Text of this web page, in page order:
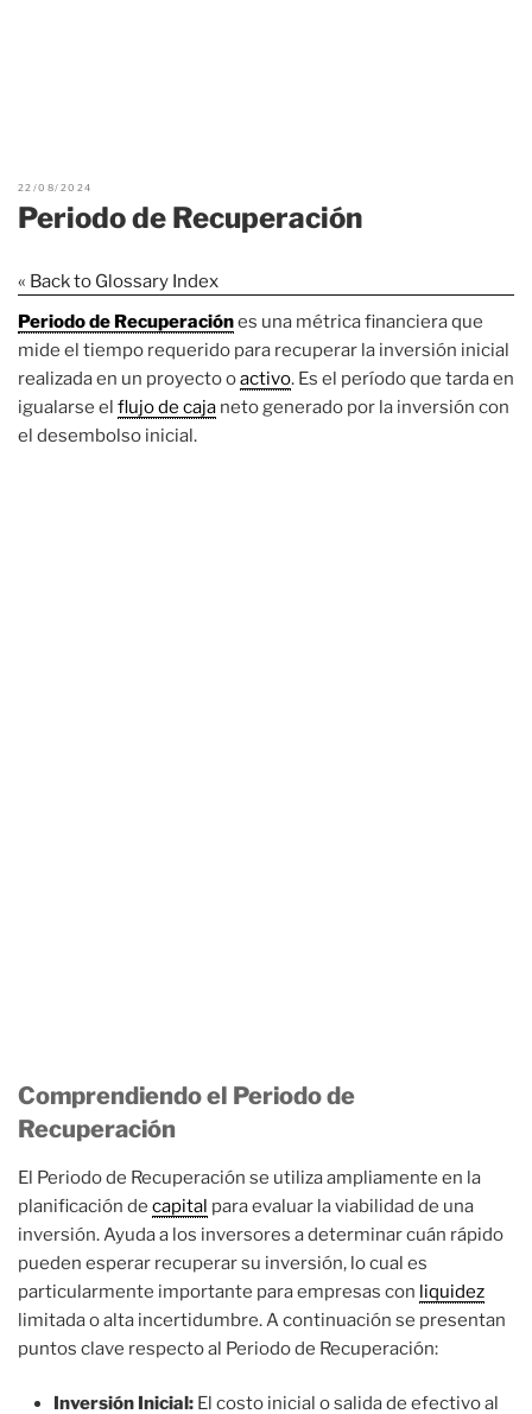
22/08/2024
Periodo de Recuperación
« Back to Glossary Index
Periodo de Recuperaciónes una métrica financiera que
mide el tiempo requerido para recuperar la inversión inicial
realizada en un proyecto oactivo. Es el período que tarda en
igualarse el flujo de caja neto generado por la inversión con
el desembolso inicial.
Comprendiendo el Periodo de
Recuperación
El Periodo de Recuperación se utiliza ampliamente en la
planificación de capital para evaluar la viabilidad de una
inversión. Ayuda a los inversores a determinar cuán rápido
pueden esperar recuperar su inversión, lo cual es
particularmente importante para empresas con liquidez
limitada o alta incertidumbre. A continuación se presentan
puntos clave respecto al Periodo de Recuperación:
Inversión Inicial: El costo inicial o salida de efectivo al